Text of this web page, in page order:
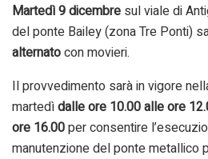
Martedì 9 dicembre sul viale di
del ponte Bailey (zona Tre Ponti)
alternatocon movieri.
Il provvedimento sarà in vigore
martedìdalle ore 10.00 alle ore
ore 16.00per consentire
manutenzione del ponte metallico